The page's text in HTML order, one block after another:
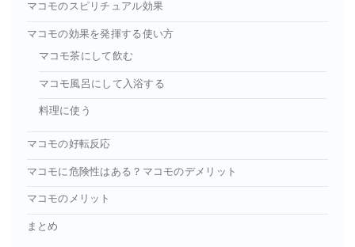
マコモのスピリチュアル効果
マコモの効果を発揮する使い方
マコモ茶にして飲む
マコモ風呂にして入浴する
料理に使う
マコモの好転反応
マコモに危険性はある？マコモのデメリット
マコモのメリット
まとめ